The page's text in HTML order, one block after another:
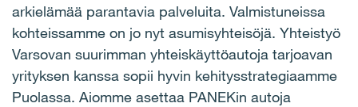
arkielämää parantavia palveluita. Valmistuneissa
kohteissamme on jo nyt asumisyhteisöjä. Yhteistyö
Varsovan suurimman yhteiskäyttöautoja tarjoavan
yrityksen kanssa sopii hyvin kehitysstrategiaamme
Puolassa. Aiomme asettaa PANEKin autoja